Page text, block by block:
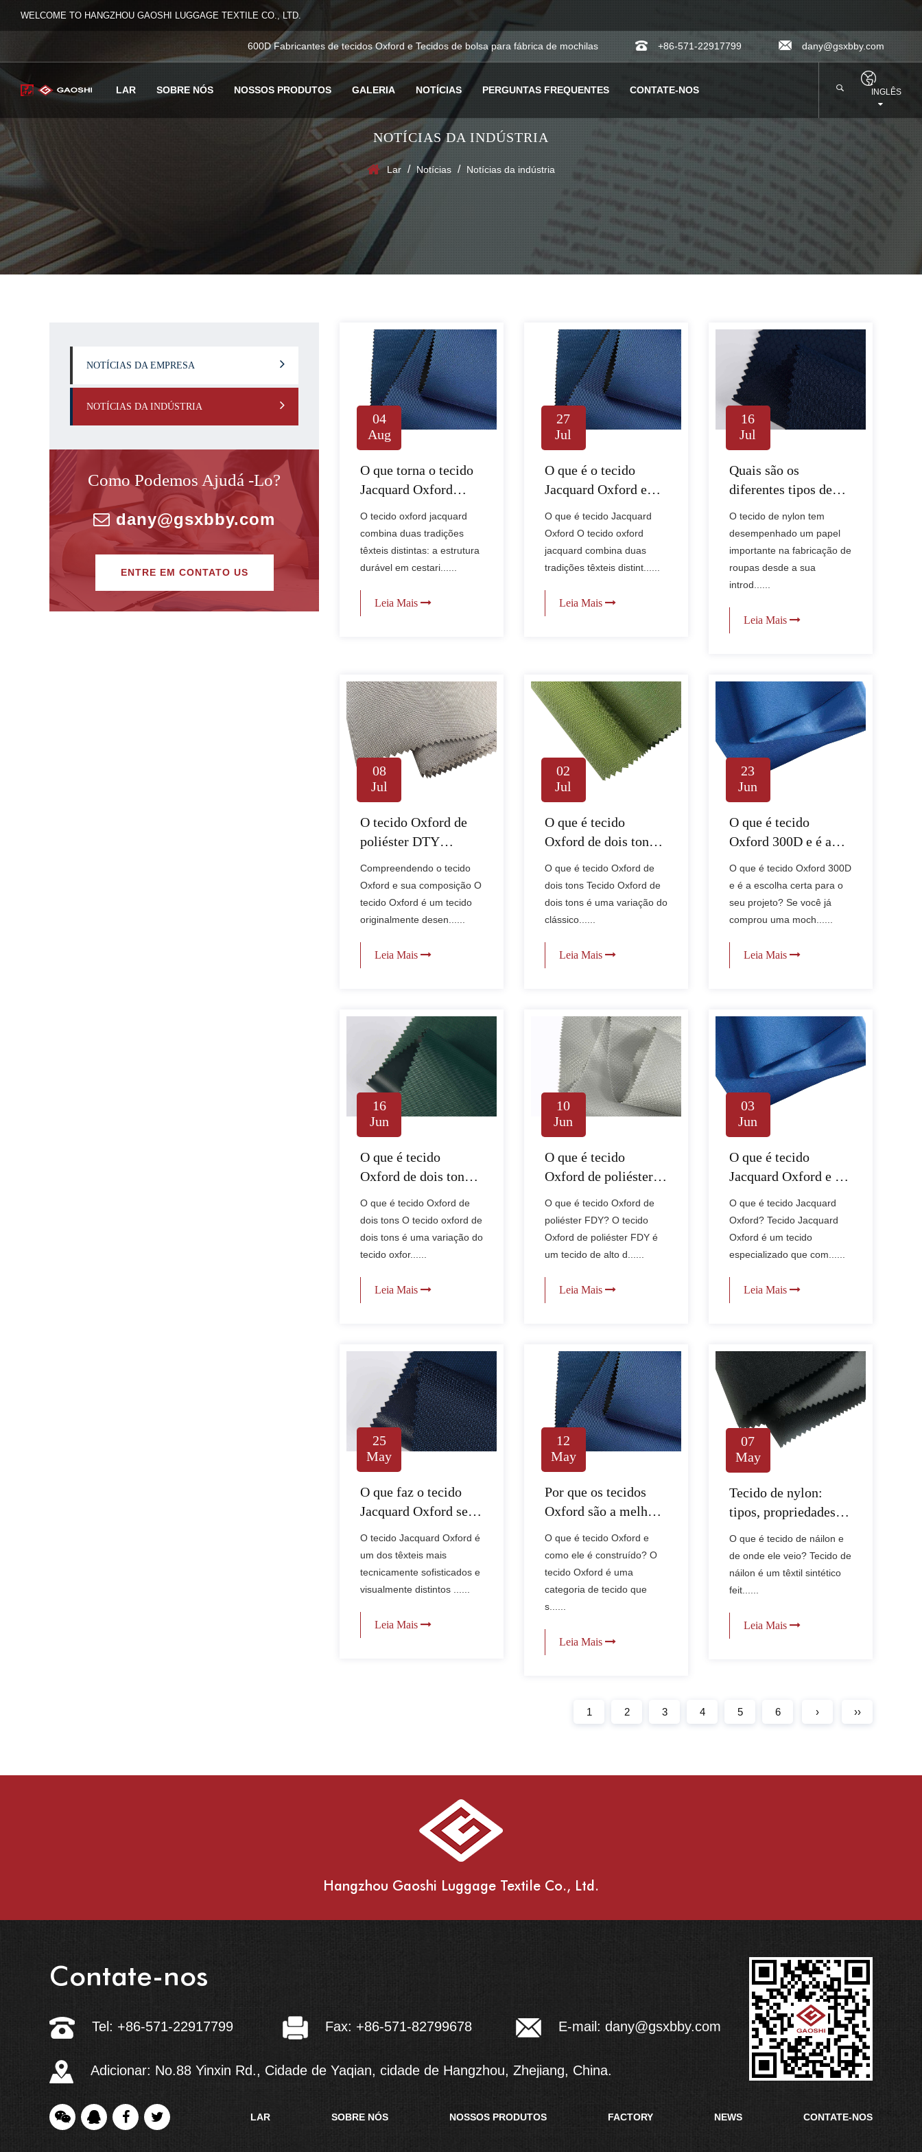
WELCOME TO HANGZHOU GAOSHI LUGGAGE TEXTILE CO., LTD.
600D Fabricantes de tecidos Oxford e Tecidos de bolsa para fábrica de mochilas +86-571-22917799 dany@gsxbby.com
LAR SOBRE NÓS NOSSOS PRODUTOS GALERIA NOTÍCIAS PERGUNTAS FREQUENTES CONTATE-NOS INGLÊS
NOTÍCIAS DA INDÚSTRIA
Lar / Notícias / Notícias da indústria
NOTÍCIAS DA EMPRESA
NOTÍCIAS DA INDÚSTRIA
Como Podemos Ajudá -lo?
dany@gsxbby.com
ENTRE EM CONTATO US
04
Aug
O que torna o tecido
Jacquard Oxford
equipamentos?
O tecido oxford jacquard
combina duas tradições
têxteis distintas: a estrutura
durável em cestari......
Leia Mais
27
Jul
O que é o tecido
Jacquard Oxford e
vestuário e têxteis
para o lar?
O que é tecido Jacquard
Oxford O tecido oxford
jacquard combina duas
tradições têxteis distint......
Leia Mais
16
Jul
Quais são os
diferentes tipos de
usados ​​na confecção
de roupas?
O tecido de nylon tem
desempenhado um papel
importante na fabricação de
roupas desde a sua
introd......
Leia Mais
08
Jul
O tecido Oxford de
poliéster DTY
durável e versátil
para têxteis modernos
Compreendendo o tecido
Oxford e sua composição O
tecido Oxford é um tecido
originalmente desen......
Leia Mais
02
Jul
O que é tecido
Oxford de dois tons e
O que é tecido Oxford de
dois tons Tecido Oxford de
dois tons é uma variação do
clássico......
Leia Mais
23
Jun
O que é tecido
Oxford 300D e é a
seu projeto?
O que é tecido Oxford 300D
e é a escolha certa para o
seu projeto? Se você já
comprou uma moch......
Leia Mais
16
Jun
O que é tecido
Oxford de dois tons e
O que é tecido Oxford de
dois tons O tecido oxford de
dois tons é uma variação do
tecido oxfor......
Leia Mais
10
Jun
O que é tecido
Oxford de poliéster
deve usá-lo?
O que é tecido Oxford de
poliéster FDY? O tecido
Oxford de poliéster FDY é
um tecido de alto d......
Leia Mais
03
Jun
O que é tecido
Jacquard Oxford e o
usá-lo?
O que é tecido Jacquard
Oxford? Tecido Jacquard
Oxford é um tecido
especializado que com......
Leia Mais
25
May
O que faz o tecido
Jacquard Oxford se
tecidos?
O tecido Jacquard Oxford é
um dos têxteis mais
tecnicamente sofisticados e
visualmente distintos ......
Leia Mais
12
May
Por que os tecidos
Oxford são a melhor
aplicações em
vestuário durável e
versátil?
O que é tecido Oxford e
como ele é construído? O
tecido Oxford é uma
categoria de tecido que
s......
Leia Mais
07
May
Tecido de nylon:
tipos, propriedades e
explicados
O que é tecido de náilon e
de onde ele veio? Tecido de
náilon é um têxtil sintético
feit......
Leia Mais
1 2 3 4 5 6 › ››
Hangzhou Gaoshi Luggage Textile Co., Ltd.
Contate-nos
Tel: +86-571-22917799 Fax: +86-571-82799678 E-mail: dany@gsxbby.com
Adicionar: No.88 Yinxin Rd., Cidade de Yaqian, cidade de Hangzhou, Zhejiang, China.
LAR SOBRE NÓS NOSSOS PRODUTOS FACTORY NEWS CONTATE-NOS